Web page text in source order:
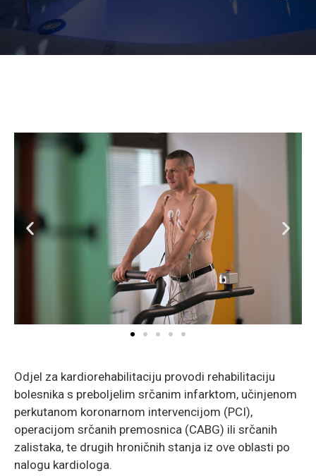
Kontakt
Odjel za kardiorehabilitaciju provodi rehabilitaciju
bolesnika s preboljelim srčanim infarktom, učinjenom
perkutanom koronarnom intervencijom (PCI),
operacijom srčanih premosnica (CABG) ili srčanih
zalistaka, te drugih hroničnih stanja iz ove oblasti po
nalogu kardiologa.